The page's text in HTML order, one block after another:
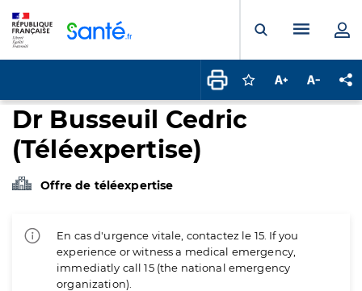
Ouvrir laMenu
Connectez-vous
Augmenter la
Dr Busseuil Cedric
(Téléexpertise)
Offre de téléexpertise
En cas d'urgence vitale, contactez le 15. If you
experience or witness a medical emergency,
immediatly call 15 (the national emergency
organization).